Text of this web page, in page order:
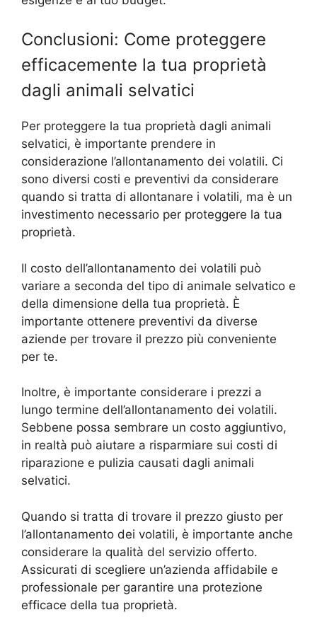
Conclusioni: Come proteggere
efficacemente la tua proprietà
dagli animali selvatici
Per proteggere la tua proprietà dagli animali
selvatici, è importante prendere in
considerazione l’allontanamento dei volatili. Ci
sono diversi costi e preventivi da considerare
quando si tratta di allontanare i volatili, ma è un
investimento necessario per proteggere la tua
proprietà.
Il costo dell’allontanamento dei volatili può
variare a seconda del tipo di animale selvatico e
della dimensione della tua proprietà. È
importante ottenere preventivi da diverse
aziende per trovare il prezzo più conveniente
per te.
Inoltre, è importante considerare i prezzi a
lungo termine dell’allontanamento dei volatili.
Sebbene possa sembrare un costo aggiuntivo,
in realtà può aiutare a risparmiare sui costi di
riparazione e pulizia causati dagli animali
selvatici.
Quando si tratta di trovare il prezzo giusto per
l’allontanamento dei volatili, è importante anche
considerare la qualità del servizio offerto.
Assicurati di scegliere un’azienda affidabile e
professionale per garantire una protezione
efficace della tua proprietà.